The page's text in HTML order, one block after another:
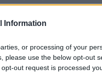
Information
or processing of your
please use the below opt-out
out request is processed
ο μικρότερος γιος
εκείνος με τον